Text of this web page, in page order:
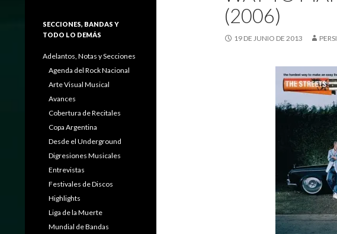
(2006)
19 DE JUNIO DE 2013
SECCIONES, BANDAS Y
TODO LO DEMÁS
Adelantos, Notas y Secciones
Agenda del Rock Nacional
Arte Visual Musical
Avances
Cobertura de Recitales
Copa Argentina
Desde el Underground
Digresiones Musicales
Entrevistas
Festivales de Discos
Highlights
Liga de la Muerte
Mundial de Bandas